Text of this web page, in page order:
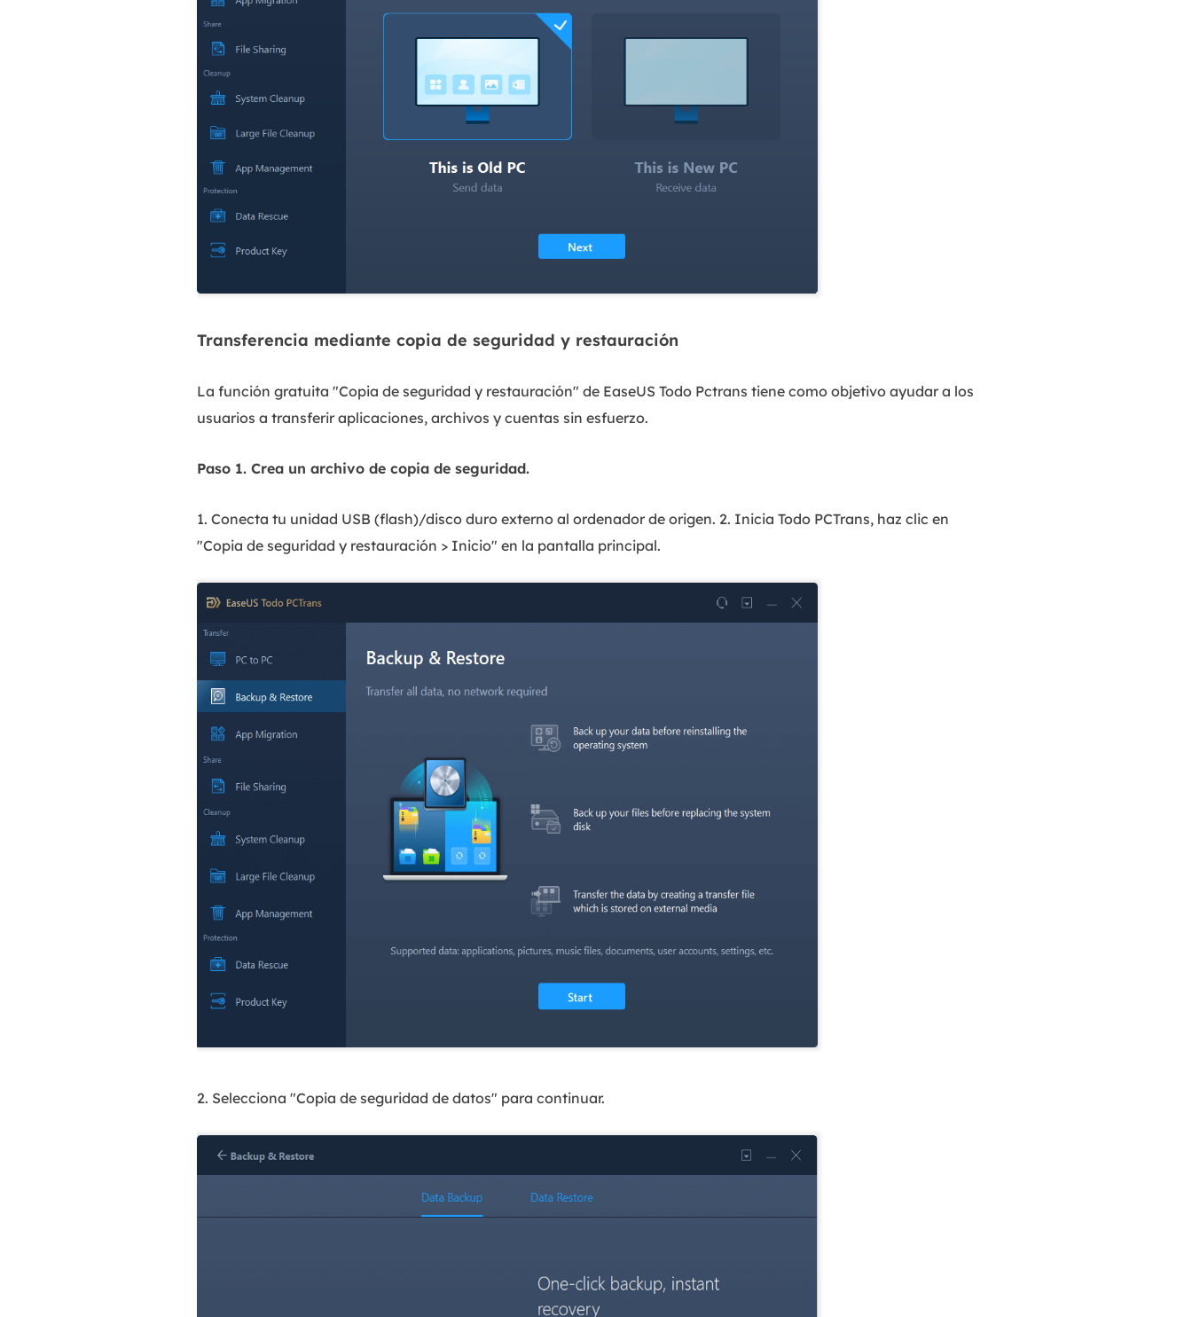
Transferencia mediante copia de seguridad y restauración
La función gratuita "Copia de seguridad y restauración" de EaseUS Todo Pctrans tiene como objetivo ayudar a los
usuarios a transferir aplicaciones, archivos y cuentas sin esfuerzo.
Paso 1. Crea un archivo de copia de seguridad.
1. Conecta tu unidad USB (flash)/disco duro externo al ordenador de origen. 2. Inicia Todo PCTrans, haz clic en
"Copia de seguridad y restauración > Inicio" en la pantalla principal.
2. Selecciona "Copia de seguridad de datos" para continuar.